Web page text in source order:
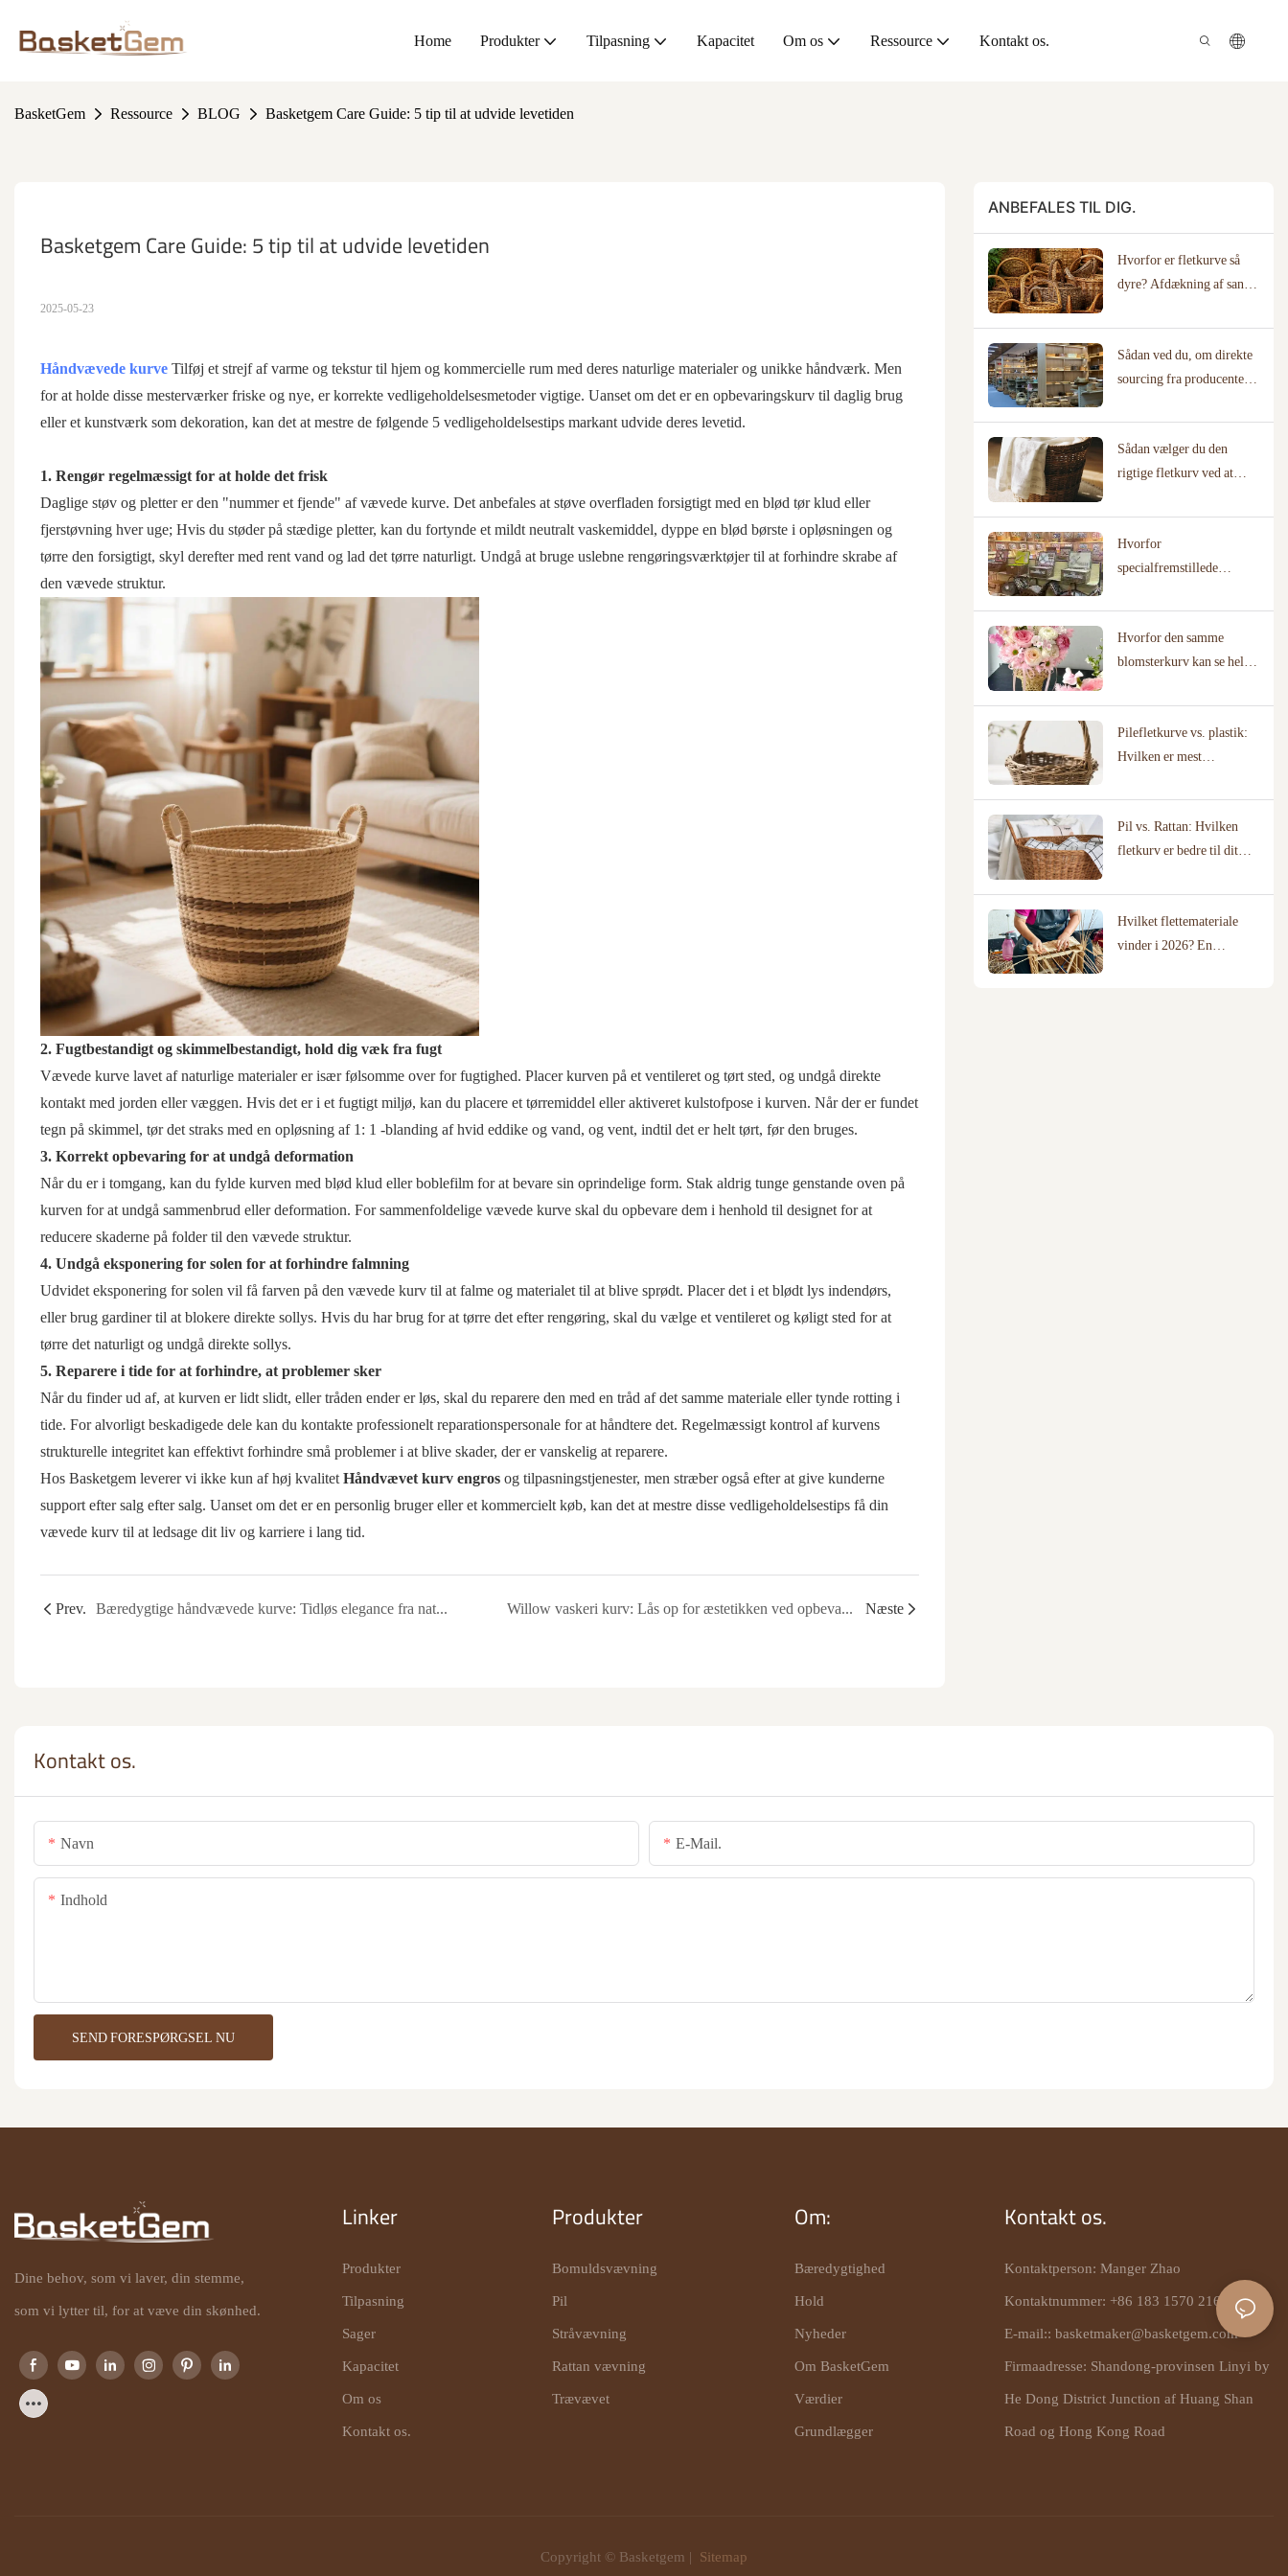
Home Produkter Tilpasning Kapacitet Om os Ressource Kontakt os.
BasketGem Ressource BLOG Basketgem Care Guide: 5 tip til at udvide levetiden
Basketgem Care Guide: 5 tip til at udvide levetiden
2025-05-23
Håndvævede kurve Tilføj et strejf af varme og tekstur til hjem og kommercielle rum med deres naturlige materialer og unikke håndværk. Men
for at holde disse mesterværker friske og nye, er korrekte vedligeholdelsesmetoder vigtige. Uanset om det er en opbevaringskurv til daglig brug
eller et kunstværk som dekoration, kan det at mestre de følgende 5 vedligeholdelsestips markant udvide deres levetid.
1. Rengør regelmæssigt for at holde det frisk
Daglige støv og pletter er den "nummer et fjende" af vævede kurve. Det anbefales at støve overfladen forsigtigt med en blød tør klud eller
fjerstøvning hver uge; Hvis du støder på stædige pletter, kan du fortynde et mildt neutralt vaskemiddel, dyppe en blød børste i opløsningen og
tørre den forsigtigt, skyl derefter med rent vand og lad det tørre naturligt. Undgå at bruge uslebne rengøringsværktøjer til at forhindre skrabe af
den vævede struktur.
2. Fugtbestandigt og skimmelbestandigt, hold dig væk fra fugt
Vævede kurve lavet af naturlige materialer er især følsomme over for fugtighed. Placer kurven på et ventileret og tørt sted, og undgå direkte
kontakt med jorden eller væggen. Hvis det er i et fugtigt miljø, kan du placere et tørremiddel eller aktiveret kulstofpose i kurven. Når der er fundet
tegn på skimmel, tør det straks med en opløsning af 1: 1 -blanding af hvid eddike og vand, og vent, indtil det er helt tørt, før den bruges.
3. Korrekt opbevaring for at undgå deformation
Når du er i tomgang, kan du fylde kurven med blød klud eller boblefilm for at bevare sin oprindelige form. Stak aldrig tunge genstande oven på
kurven for at undgå sammenbrud eller deformation. For sammenfoldelige vævede kurve skal du opbevare dem i henhold til designet for at
reducere skaderne på folder til den vævede struktur.
4. Undgå eksponering for solen for at forhindre falmning
Udvidet eksponering for solen vil få farven på den vævede kurv til at falme og materialet til at blive sprødt. Placer det i et blødt lys indendørs,
eller brug gardiner til at blokere direkte sollys. Hvis du har brug for at tørre det efter rengøring, skal du vælge et ventileret og køligt sted for at
tørre det naturligt og undgå direkte sollys.
5. Reparere i tide for at forhindre, at problemer sker
Når du finder ud af, at kurven er lidt slidt, eller tråden ender er løs, skal du reparere den med en tråd af det samme materiale eller tynde rotting i
tide. For alvorligt beskadigede dele kan du kontakte professionelt reparationspersonale for at håndtere det. Regelmæssigt kontrol af kurvens
strukturelle integritet kan effektivt forhindre små problemer i at blive skader, der er vanskelig at reparere.
Hos Basketgem leverer vi ikke kun af høj kvalitetHåndvævet kurv engrosog tilpasningstjenester, men stræber også efter at give kunderne
support efter salg efter salg. Uanset om det er en personlig bruger eller et kommercielt køb, kan det at mestre disse vedligeholdelsestips få din
vævede kurv til at ledsage dit liv og karriere i lang tid.
Prev. Bæredygtige håndvævede kurve: Tidløs elegance fra naturlige materialer Willow vaskeri kurv: Lås op for æstetikken ved opbevaring af hjemmet, en god vare for livet, der er både praktisk og smuk Næste
ANBEFALES TIL DIG.
Hvorfor er fletkurve så
dyre? Afdækning af sand
Sådan ved du, om direkte
sourcing fra producenter
virksomhed
Sådan vælger du den
rigtige fletkurv ved at
brugsscenarie
Hvorfor
specialfremstillede
producenter med
dokumenterede
designbiblioteker
Hvorfor den samme
blomsterkurv kan se helt
blomsterhandler vs. et
bryllupssted
Pilefletkurve vs. plastik:
Hvilken er mest
Pil vs. Rattan: Hvilken
fletkurv er bedre til dit
Hvilket flettemateriale
vinder i 2026? En
Kontakt os.
Navn E-Mail.
Indhold
SEND FORESPØRGSEL NU
Dine behov, som vi laver, din stemme,
som vi lytter til, for at væve din skønhed.
Linker
Produkter
Tilpasning
Sager
Kapacitet
Om os
Kontakt os.
Produkter
Bomuldsvævning
Pil
Stråvævning
Rattan vævning
Trævævet
Om:
Bæredygtighed
Hold
Nyheder
Om BasketGem
Værdier
Grundlægger
Kontakt os.
Kontaktperson: Manger Zhao
Kontaktnummer: +86 183 1570 2165
E-mail:: basketmaker@basketgem.com
Firmaadresse: Shandong-provinsen Linyi by
He Dong District Junction af Huang Shan
Road og Hong Kong Road
Copyright © Basketgem | Sitemap